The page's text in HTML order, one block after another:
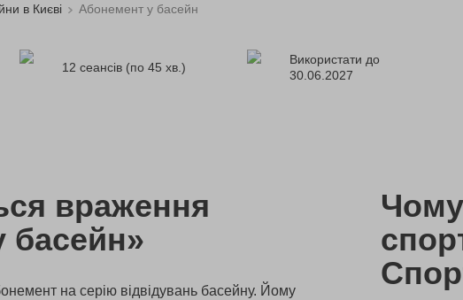
в Києві Абонемент у басейн
12 сеансів (по 45 хв.)
Використати до
30.06.2027
враження
басейн»
на серію відвідувань басейну. Йому